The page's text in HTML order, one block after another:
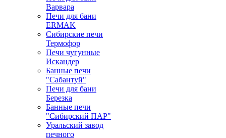
Варвара
Печи для бани
ERMAK
Сибирские печи
Термофор
Печи чугунные
Искандер
Банные печи
"Сабантуй"
Печи для бани
Березка
Банные печи
"Сибирский ПАР"
Уральский завод
печного